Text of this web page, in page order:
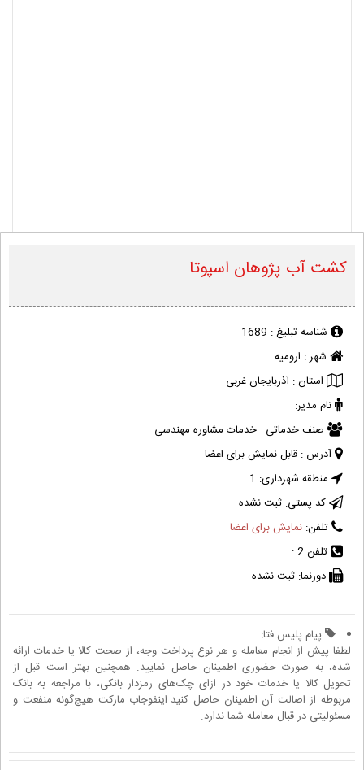
کشت آب پژوهان اسپوتا
شناسه تبلیغ : 1689
شهر : ارومیه
استان : آذربایجان غربی
نام مدیر:
صنف خدماتی : خدمات مشاوره مهندسی
آدرس : قابل نمایش برای اعضا
منطقه شهرداری: 1
کد پستی: ثبت نشده
تلفن: نمایش برای اعضا
تلفن 2 :
دورنما: ثبت نشده
پیام پلیس فتا:
لطفا پیش از انجام معامله و هر نوع پرداخت وجه، از صحت کالا یا خدمات ارائه
شده، به صورت حضوری اطمینان حاصل نمایید. همچنین بهتر است قبل از
تحویل کالا یا خدمات خود در ازای چک‌های رمزدار بانکی، با مراجعه به بانک
مربوطه از اصالت آن اطمینان حاصل کنید.اینفوجاب مارکت هیچ‌گونه منفعت و
مسئولیتی در قبال معامله شما ندارد.